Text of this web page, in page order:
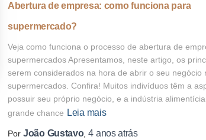
Abertura de empresa: como funciona para
supermercado?
Veja como funciona o processo de abertura de
supermercados Apresentamos, neste artigo, os
serem considerados na hora de abrir o seu negócio
supermercados. Confira! Muitos indivíduos têm a
possuir seu próprio negócio, e a indústria
grande chance Leia mais
Por João Gustavo,4 anosatrás